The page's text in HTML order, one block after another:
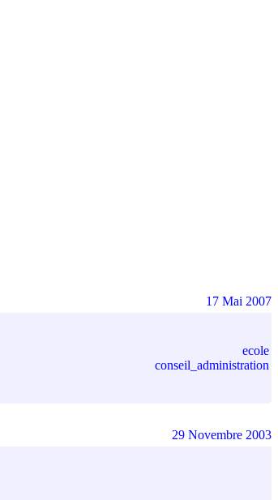
ecole
conseil_administration
17 Mai 2007
29 Novembre 2003